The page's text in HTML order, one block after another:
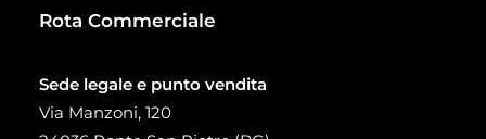
Rota Commerciale
Sede legale e punto vendita
Via Manzoni, 120